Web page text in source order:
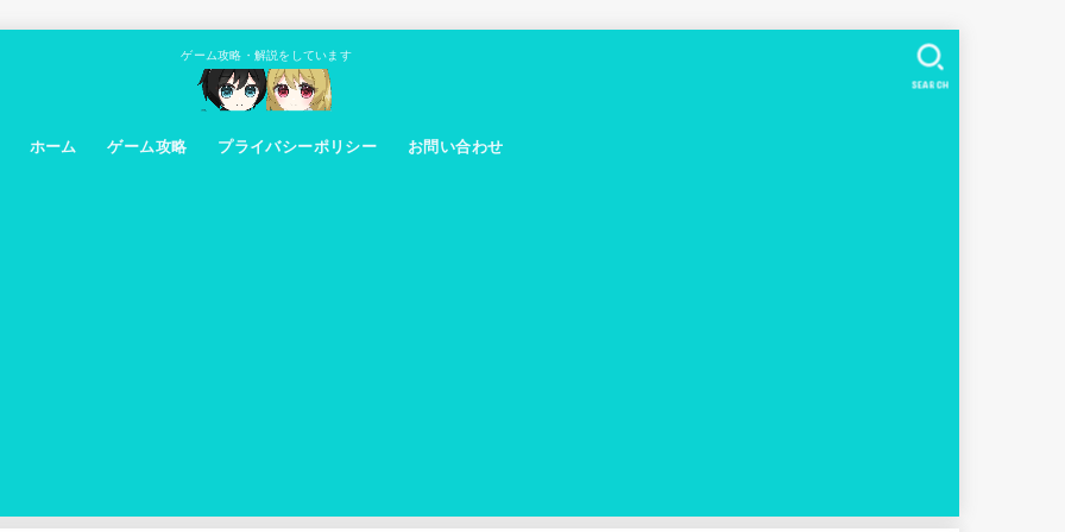
ゲーム攻略・解説をしています
ホーム ゲーム攻略 プライバシーポリシー お問い合わせ
SEARCH